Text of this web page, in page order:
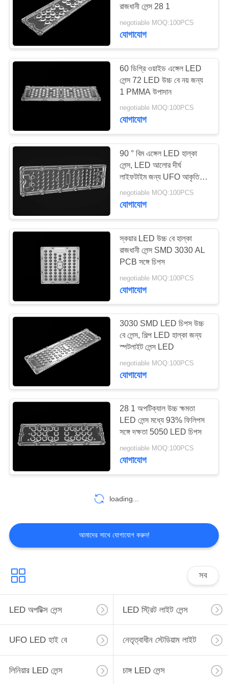
সাইটম্যাপ
গোপনীয়তালিনিয়ার LED লেন্স
চাঙ্গ LED লেন্স
15
PMMA LED লেন্স
24
LED হাল্কা লেন্স
মাল্টি LED লেন্স
26
LED লেন্স অ্যারে
24
রাজধানী লেন্স 28 1
negotiable MOQ:100PCS
যোগাযোগ
60 ডিগ্রি ওয়াইড এঙ্গেল LED
লেন্স 72 LED উচ্চ বে নয় জন্য
1 PMMA উপাদান
negotiable MOQ:100PCS
যোগাযোগ
90 ° বিম এঙ্গেল LED হাল্কা
লেন্স, LED আলোর দীর্ঘ
লাইফটাইম জন্য UFO আকৃতির
অপটিক্স
negotiable MOQ:100PCS
যোগাযোগ
স্কয়ার LED উচ্চ বে হাল্কা
রাজধানী লেন্স SMD 3030 AL
PCB সঙ্গে চিপস
negotiable MOQ:100PCS
যোগাযোগ
3030 SMD LED চিপস উচ্চ
বে লেন্স, শিল্প LED হাল্কা জন্য
স্পটলাইট লেন্স LED
negotiable MOQ:100PCS
যোগাযোগ
28 1 অপটিক্যাল উচ্চ ক্ষমতা
LED লেন্স মধ্যে 93% ফিলিপস
সঙ্গে দক্ষতা 5050 LED চিপস
negotiable MOQ:100PCS
যোগাযোগ
loading...
আমাদের সাথে যোগাযোগ করুন!
সব
LED অপটিক্স লেন্স LED স্ট্রিট লাইট লেন্স
UFO LED হাই বে নেতৃত্বাধীন স্টেডিয়াম লাইট
লিনিয়ার LED লেন্স চাঙ্গ LED লেন্স